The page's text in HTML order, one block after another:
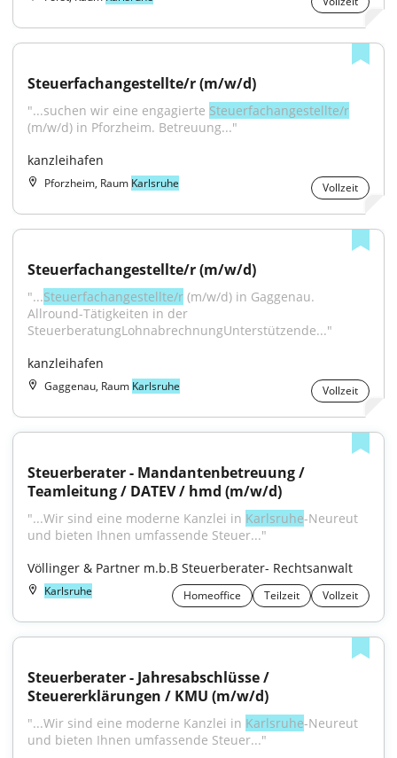
Steuerfachangestellte/r (m/w/d)
"...suchen wir eine engagierte Steuerfachangestellte/r
(m/w/d) in Pforzheim. Betreuung..."
kanzleihafen
Pforzheim, Raum Karlsruhe Vollzeit
Steuerfachangestellte/r (m/w/d)
"...Steuerfachangestellte/r (m/w/d) in Gaggenau.
Allround-Tätigkeiten in der
SteuerberatungLohnabrechnungUnterstützende..."
kanzleihafen
Gaggenau, Raum Karlsruhe Vollzeit
Steuerberater - Mandantenbetreuung /
Teamleitung / DATEV / hmd (m/w/d)
"...Wir sind eine moderne Kanzlei in Karlsruhe-Neureut
und bieten Ihnen umfassende Steuer..."
Völlinger & Partner m.b.B Steuerberater- Rechtsanwalt
Karlsruhe Homeoffice Teilzeit Vollzeit
Steuerberater - Jahresabschlüsse /
Steuererklärungen / KMU (m/w/d)
"...Wir sind eine moderne Kanzlei in Karlsruhe-Neureut
und bieten Ihnen umfassende Steuer..."